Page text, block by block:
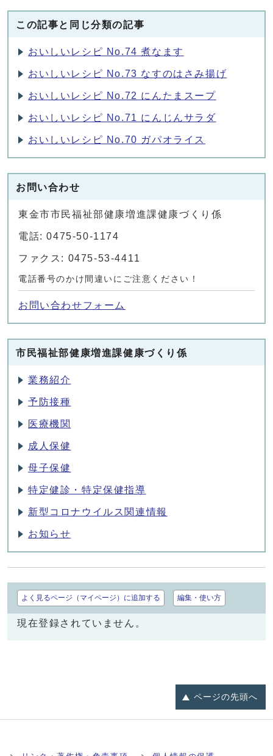
この記事と同じ分類の記事
おいしいレシピ No.74 煮なます
おいしいレシピ No.73 なすのはさみ揚げ
おいしいレシピ No.72 にんたまスープ
おいしいレシピ No.71 にんじんサラダ
おいしいレシピ No.70 ガパオライス
お問い合わせ
東金市市民福祉部健康増進課健康づくり係
電話: 0475-50-1174
ファクス: 0475-53-4411
電話番号のかけ間違いにご注意ください！
お問い合わせフォーム
市民福祉部健康増進課健康づくり係
業務紹介
予防接種
医療機関
成人保健
母子保健
特定健診・特定保健指導
新型コロナウイルス関連情報
お知らせ
よく見るページ（マイページ）に追加する 編集・使い方
現在登録されていません。
ページの先頭へ